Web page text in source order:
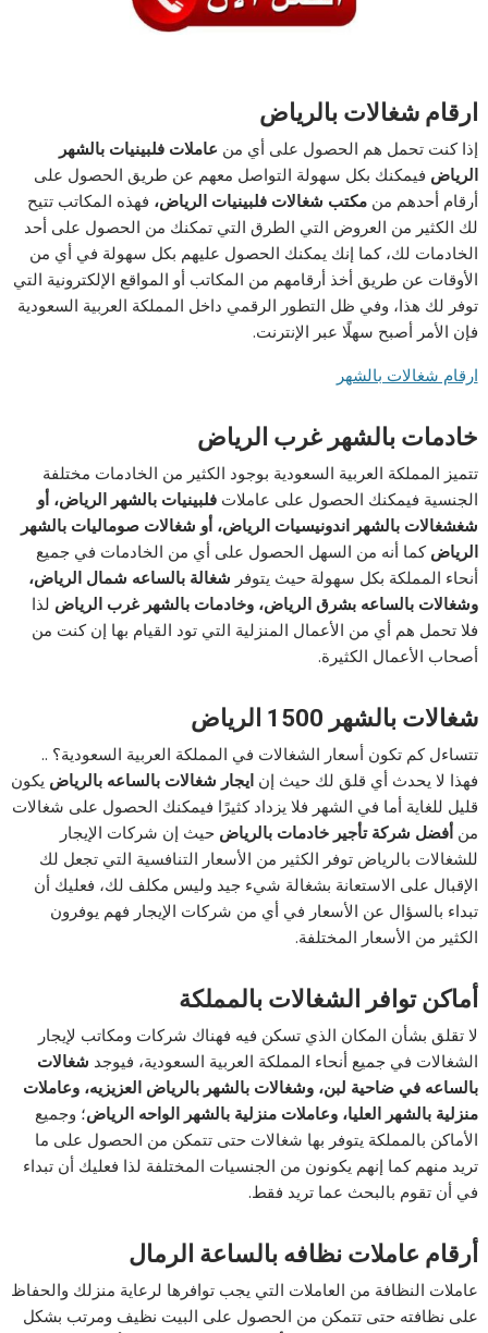
ارقام شغالات بالرياض
إذا كنت تحمل هم الحصول على أي من عاملات فلبينيات بالشهر
الرياض فيمكنك بكل سهولة التواصل معهم عن طريق الحصول على
أرقام أحدهم منمكتب شغالات فلبينيات الرياض، فهذه المكاتب تتيح
لك الكثير من العروض التي الطرق التي تمكنك من الحصول على أحد
الخادمات لك، كما إنك يمكنك الحصول عليهم بكل سهولة في أي من
الأوقات عن طريق أخذ أرقامهم من المكاتب أو المواقع الإلكترونية التي
توفر لك هذا، وفي ظل التطور الرقمي داخل المملكة العربية السعودية
فإن الأمر أصبح سهلًا عبر الإنترنت.
ارقام شغالات بالشهر
خادمات بالشهر غرب الرياض
تتميز المملكة العربية السعودية بوجود الكثير من الخادمات مختلفة
الجنسية فيمكنك الحصول على عاملاتفلبينيات بالشهر الرياض، أو
شغشغالات بالشهر اندونيسيات الرياض، أو شغالات صوماليات بالشهر
الرياضكما أنه من السهل الحصول على أي من الخادمات في جميع
أنحاء المملكة بكل سهولة حيث يتوفر شغالة بالساعه شمال الرياض،
وشغالات بالساعه بشرق الرياض، وخادمات بالشهر غرب الرياض لذا
فلا تحمل هم أي من الأعمال المنزلية التي تود القيام بها إن كنت من
أصحاب الأعمال الكثيرة.
شغالات بالشهر 1500 الرياض
تتساءل كم تكون أسعار الشغالات في المملكة العربية السعودية؟ ..
فهذا لا يحدث أي قلق لك حيث إنايجار شغالات بالساعه بالرياض يكون
قليل للغاية أما في الشهر فلا يزداد كثيرًا فيمكنك الحصول على شغالات
منأفضل شركة تأجير خادمات بالرياض حيث إن شركات الإيجار
للشغالات بالرياض توفر الكثير من الأسعار التنافسية التي تجعل لك
الإقبال على الاستعانة بشغالة شيء جيد وليس مكلف لك، فعليك أن
تبداء بالسؤال عن الأسعار في أي من شركات الإيجار فهم يوفرون
الكثير من الأسعار المختلفة.
أماكن توافر الشغالات بالمملكة
لا تقلق بشأن المكان الذي تسكن فيه فهناك شركات ومكاتب لإيجار
الشغالات في جميع أنحاء المملكة العربية السعودية، فيوجد شغالات
بالساعه في ضاحية لبن، وشغالات بالشهر بالرياض العزيزيه، وعاملات
منزلية بالشهر العليا، وعاملات منزلية بالشهر الواحه الرياض؛ وجميع
الأماكن بالمملكة يتوفر بها شغالات حتى تتمكن من الحصول على ما
تريد منهم كما إنهم يكونون من الجنسيات المختلفة لذا فعليك أن تبداء
في أن تقوم بالبحث عما تريد فقط.
أرقام عاملات نظافه بالساعة الرمال
عاملات النظافة من العاملات التي يجب توافرها لرعاية منزلك والحفاظ
على نظافته حتى تتمكن من الحصول على البيت نظيف ومرتب بشكل